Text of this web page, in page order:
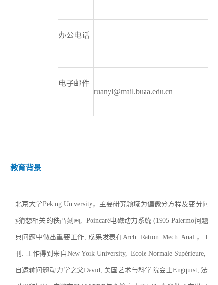
办公电话
电子邮件
ruanyl@mail.buaa.edu.cn
教育背景
北京大学Peking University，主要研究领域为偏微分方程及变分问题
y猜想相关的秩凸刻画, Poincaré电磁动力系统 (1905 Palermo问题
典问题 中做出重要工作, 成果发表在Arch. Ration. Mech. Anal. ，
刊 . 工作得到来自 New York University, Ecole Normale Supérieure,
自运输问题动力学之父David, 美国艺术与科学院会士Engquist, 法国